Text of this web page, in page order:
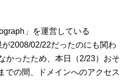
」を運営している
が2008/02/22だったのにも関わ
かったため、本日（2/23）おそ
での間、ドメインへのアクセス